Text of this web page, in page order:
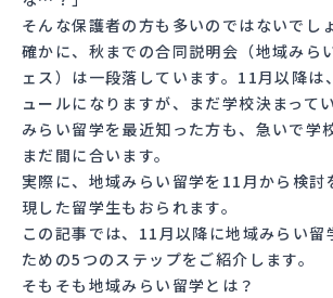
そんな保護者の方も多いのではないでし
確かに、秋までの合同説明会（地域みら
ェス）は一段落しています。11月以降は
ュールになりますが、まだ学校決まって
みらい留学を最近知った方も、急いで学
まだ間に合います。
実際に、地域みらい留学を11月から検討
現した留学生もおられます。
この記事では、11月以降に地域みらい留
ための5つのステップをご紹介します。
そもそも地域みらい留学とは？